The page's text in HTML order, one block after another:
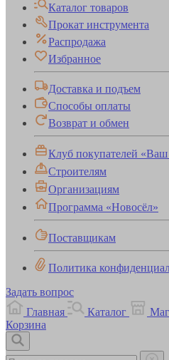
Каталог товаров
Прокат инструмента
Распродажа
Избранное
Доставка и подъем
Способы оплаты
Возврат и обмен
Клуб покупателей
Строителям
Организациям
Программа «Новосёл»
Поставщикам
Политика
Задать вопрос
Главная
Каталог
Корзина